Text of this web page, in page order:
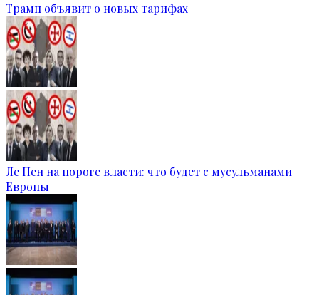
Трамп объявит о новых тарифах
Ле Пен на пороге власти: что будет с мусульманами
Европы